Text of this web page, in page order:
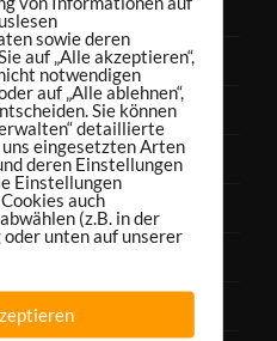
sowie deren
auf „Alle akzeptieren“,
notwendigen
auf „Alle ablehnen“,
Sie können
detaillierte
eingesetzten Arten
deren Einstellungen
Einstellungen
auch
(z.B. in der
unten auf unserer